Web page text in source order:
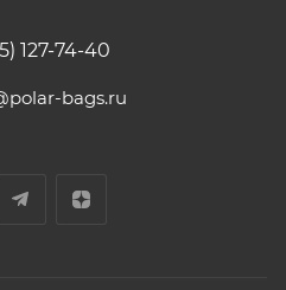
127-74-40
bags.ru